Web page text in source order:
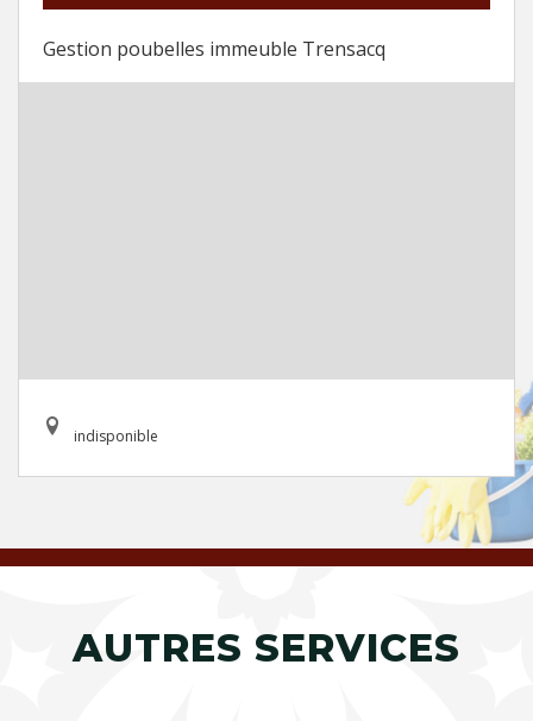
Gestion poubelles immeuble Trensacq
indisponible
AUTRES SERVICES